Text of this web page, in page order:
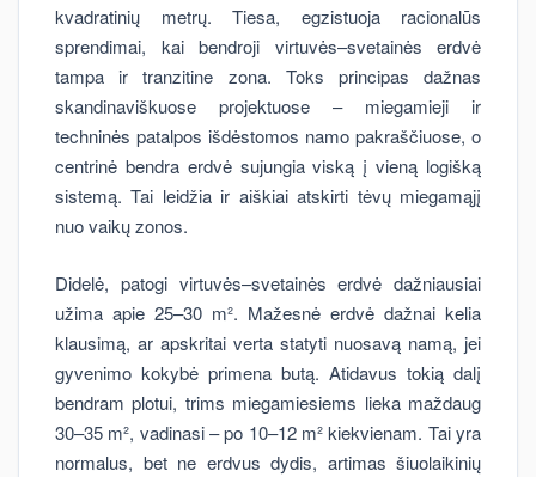
kvadratinių metrų. Tiesa, egzistuoja racionalūs
sprendimai, kai bendroji virtuvės–svetainės erdvė
tampa ir tranzitine zona. Toks principas dažnas
skandinaviškuose projektuose – miegamieji ir
techninės patalpos išdėstomos namo pakraščiuose, o
centrinė bendra erdvė sujungia viską į vieną logišką
sistemą. Tai leidžia ir aiškiai atskirti tėvų miegamąjį
nuo vaikų zonos.
Didelė, patogi virtuvės–svetainės erdvė dažniausiai
užima apie 25–30 m². Mažesnė erdvė dažnai kelia
klausimą, ar apskritai verta statyti nuosavą namą, jei
gyvenimo kokybė primena butą. Atidavus tokią dalį
bendram plotui, trims miegamiesiems lieka maždaug
30–35 m², vadinasi – po 10–12 m² kiekvienam. Tai yra
normalus, bet ne erdvus dydis, artimas šiuolaikinių